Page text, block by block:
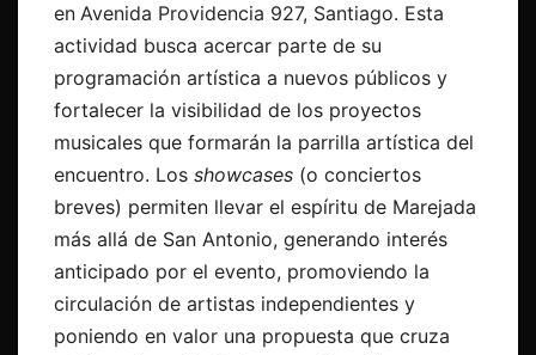
en Avenida Providencia 927, Santiago. Esta
actividad busca acercar parte de su
programación artística a nuevos públicos y
fortalecer la visibilidad de los proyectos
musicales que formarán la parrilla artística del
encuentro. Los showcases (o conciertos
breves) permiten llevar el espíritu de Marejada
más allá de San Antonio, generando interés
anticipado por el evento, promoviendo la
circulación de artistas independientes y
poniendo en valor una propuesta que cruza